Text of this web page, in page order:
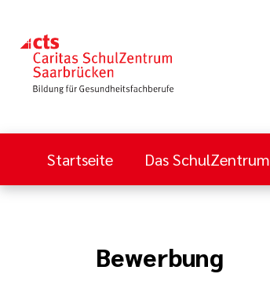
Startseite Das SchulZentrum
Bewerbung